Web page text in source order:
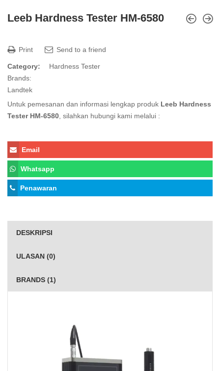
Leeb Hardness Tester HM-6580
Print Send to a friend
Category:
Hardness Tester
Brands:
Landtek
Untuk pemesanan dan informasi lengkap produk Leeb Hardness
Tester HM-6580 , silahkan hubungi kami melalui :
Email
Whatsapp
Penawaran
DESKRIPSI
ULASAN (0)
BRANDS (1)